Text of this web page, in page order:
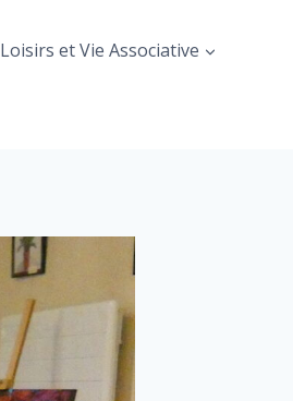
Loisirs et Vie Associative